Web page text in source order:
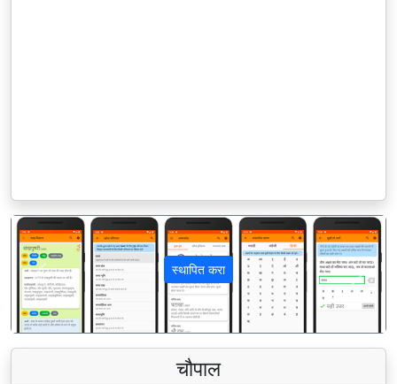
स्थापित करा
पिछला अगला
चौपाल